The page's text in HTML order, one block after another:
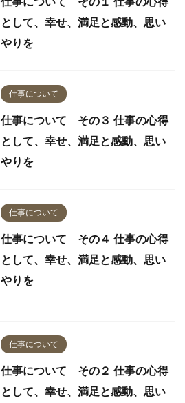
として、幸せ、満足と感動、思い
やりを
仕事について
仕事について その３ 仕事の心得
として、幸せ、満足と感動、思い
やりを
仕事について
仕事について その４ 仕事の心得
として、幸せ、満足と感動、思い
やりを
仕事について
仕事について その２ 仕事の心得
として、幸せ、満足と感動、思い